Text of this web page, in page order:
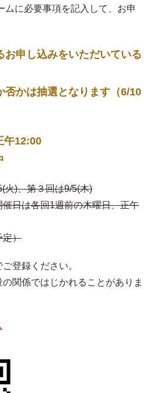
ムに必要事項を記入して、お申
申し込みをいただいている
かは抽選となります（6/10
午12:00
火)、第３回は9/5(木)
催日は各回1週前の木曜日、正午
定）
登録ください。
関係ではじかれることがありま